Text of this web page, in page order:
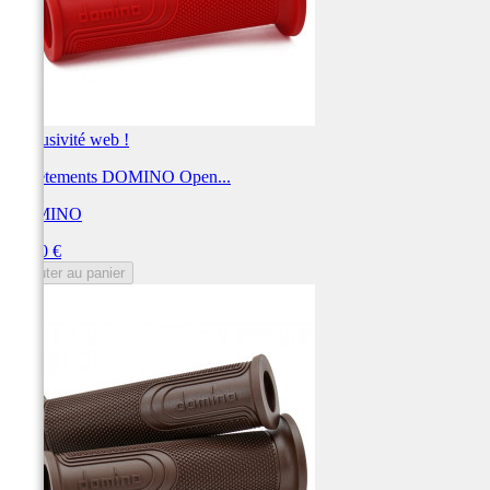
Exclusivité web !
Revêtements DOMINO Open...
DOMINO
10,80 €
Ajouter au panier